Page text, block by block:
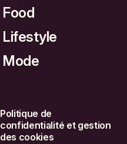
Food
Lifestyle
Mode
Politique de
confidentialité et gestion
des cookies